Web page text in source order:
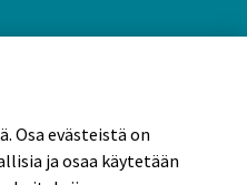
Osa evästeistä on
ja osaa käytetään